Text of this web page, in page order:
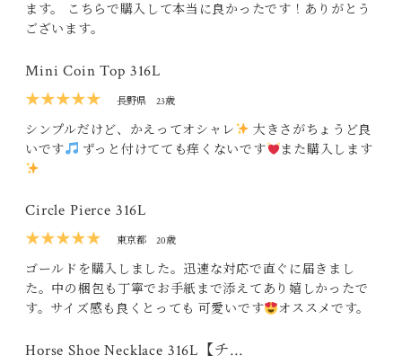
ます。 こちらで購入して本当に良かったです！ありがとう
ございます。
Mini Coin Top 316L
★★★★★
長野県 23歳
シンプルだけど、かえってオシャレ
大きさがちょうど良
いです
ずっと付けてても痒くないです また購入します
Circle Pierce 316L
★★★★★
東京都 20歳
ゴールドを購入しました。迅速な対応で直ぐに届きまし
た。中の梱包も丁寧でお手紙まで添えてあり嬉しかったで
す。サイズ感も良くとっても 可愛いです
オススメです。
Horse Shoe Necklace 316L【チ…